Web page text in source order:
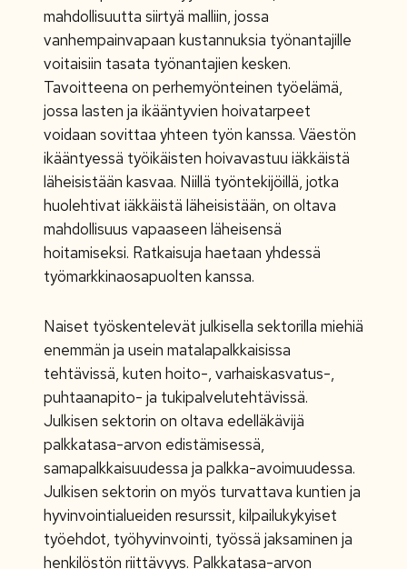
mahdollisuutta siirtyä malliin, jossa
vanhempainvapaan kustannuksia työnantajille
voitaisiin tasata työnantajien kesken.
Tavoitteena on perhemyönteinen työelämä,
jossa lasten ja ikääntyvien hoivatarpeet
voidaan sovittaa yhteen työn kanssa. Väestön
ikääntyessä työikäisten hoivavastuu iäkkäistä
läheisistään kasvaa. Niillä työntekijöillä, jotka
huolehtivat iäkkäistä läheisistään, on oltava
mahdollisuus vapaaseen läheisensä
hoitamiseksi. Ratkaisuja haetaan yhdessä
työmarkkinaosapuolten kanssa.
Naiset työskentelevät julkisella sektorilla miehiä
enemmän ja usein matalapalkkaisissa
tehtävissä, kuten hoito-, varhaiskasvatus-,
puhtaanapito- ja tukipalvelutehtävissä.
Julkisen sektorin on oltava edelläkävijä
palkkatasa-arvon edistämisessä,
samapalkkaisuudessa ja palkka-avoimuudessa.
Julkisen sektorin on myös turvattava kuntien ja
hyvinvointialueiden resurssit, kilpailukykyiset
työehdot, työhyvinvointi, työssä jaksaminen ja
henkilöstön riittävyys. Palkkatasa-arvon